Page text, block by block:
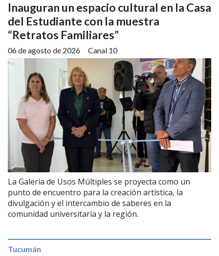
Inauguran un espacio cultural en la Casa
del Estudiante con la muestra
“Retratos Familiares”
Canal 10
06 de agosto de 2026
La Galería de Usos Múltiples se proyecta como un
punto de encuentro para la creación artística, la
divulgación y el intercambio de saberes en la
comunidad universitaria y la región.
Tucumán